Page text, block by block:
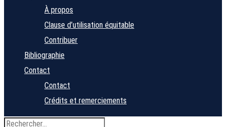
À propos
Clause d’utilisation équitable
Contribuer
Bibliographie
Contact
Contact
Crédits et remerciements